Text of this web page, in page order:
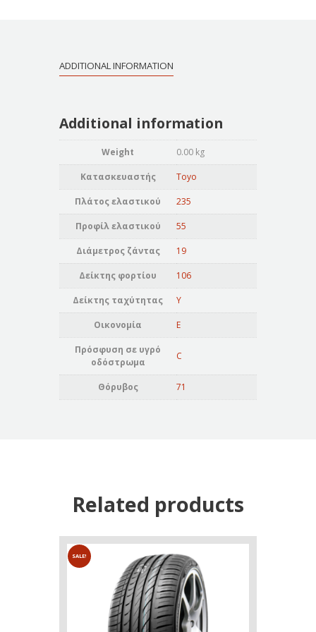
ADDITIONAL INFORMATION
Additional information
Weight 0.00 kg
Κατασκευαστής Toyo
Πλάτος ελαστικού 235
Προφίλ ελαστικού 55
Διάμετρος ζάντας 19
Δείκτης φορτίου 106
Δείκτης ταχύτητας Y
Οικονομία E
Πρόσφυση σε υγρό
οδόστρωμα
C
Θόρυβος 71
Related products
SALE!